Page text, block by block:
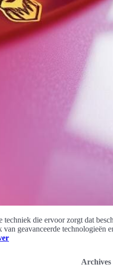
die ervoor zorgt dat
geavanceerde